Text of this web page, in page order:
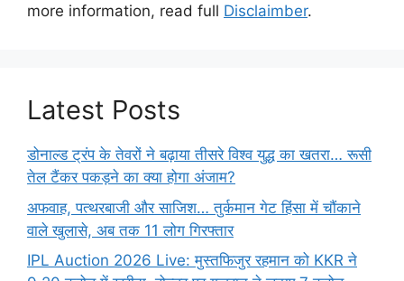
more information, read full Disclaimber.
Latest Posts
डोनाल्ड ट्रंप के तेवरों ने बढ़ाया तीसरे विश्व युद्ध का खतरा… रूसी
तेल टैंकर पकड़ने का क्या होगा अंजाम?
अफवाह, पत्थरबाजी और साजिश… तुर्कमान गेट हिंसा में चौंकाने
वाले खुलासे, अब तक 11 लोग गिरफ्तार
IPL Auction 2026 Live: मुस्तफिजुर रहमान को KKR ने